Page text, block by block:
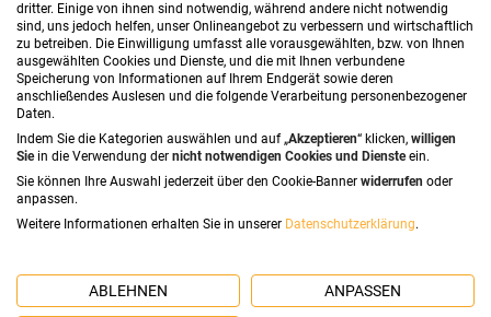
dritter. Einige von ihnen sind notwendig, während andere nicht notwendig
sind, uns jedoch helfen, unser Onlineangebot zu verbessern und wirtschaftlich
zu betreiben. Die Einwilligung umfasst alle vorausgewählten, bzw. von Ihnen
ausgewählten Cookies und Dienste, und die mit Ihnen verbundene
Speicherung von Informationen auf Ihrem Endgerät sowie deren
anschließendes Auslesen und die folgende Verarbeitung personenbezogener
Daten.
Indem Sie die Kategorien auswählen und auf „Akzeptieren“ klicken, willigen
Sie in die Verwendung der nicht notwendigen Cookies und Diensteein.
Sie können Ihre Auswahl jederzeit über den Cookie-Banner widerrufen oder
anpassen.
Weitere Informationen erhalten Sie in unserer Datenschutzerklärung.
ABLEHNEN ANPASSEN